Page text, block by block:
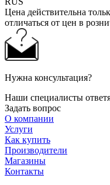
Цена действительна
отличаться от цен в
Нужна консультация?
Наши специалисты
Задать вопрос
О компании
Услуги
Как купить
Производители
Магазины
Контакты